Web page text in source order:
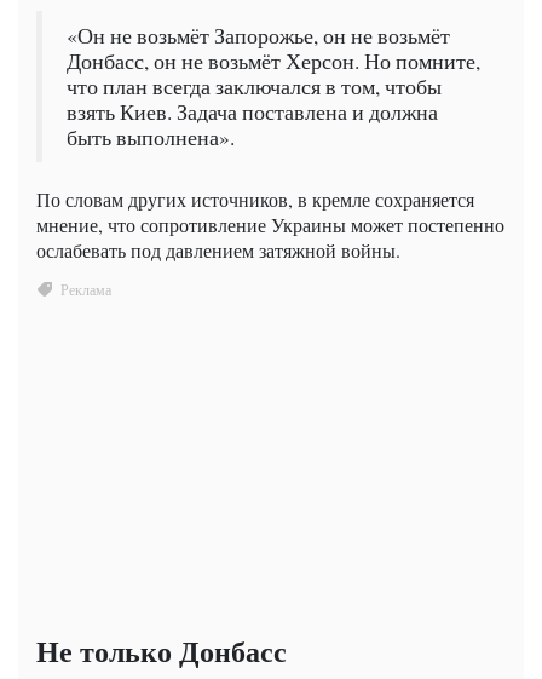
«Он не возьмёт Запорожье, он не возьмёт
Донбасс, он не возьмёт Херсон. Но помните,
что план всегда заключался в том, чтобы
взять Киев. Задача поставлена и должна
быть выполнена».
По словам других источников, в кремле сохраняется
мнение, что сопротивление Украины может постепенно
ослабевать под давлением затяжной войны.
Не только Донбасс